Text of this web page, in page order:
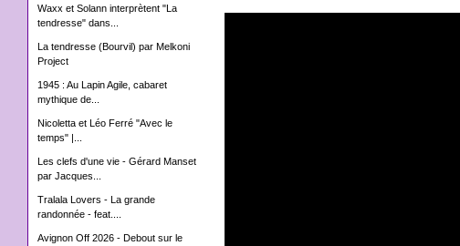
Waxx et Solann interprètent "La
tendresse" dans...
La tendresse (Bourvil) par Melkoni
Project
1945 : Au Lapin Agile, cabaret
mythique de...
Nicoletta et Léo Ferré "Avec le
temps" |...
Les clefs d'une vie - Gérard Manset
par Jacques...
Tralala Lovers - La grande
randonnée - feat....
Avignon Off 2026 - Debout sur le